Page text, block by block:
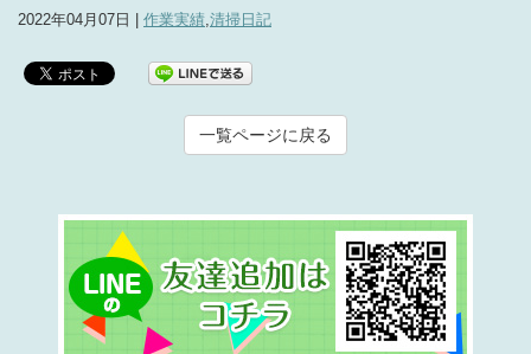
2022年04月07日 | 作業実績,清掃日記
一覧ページに戻る